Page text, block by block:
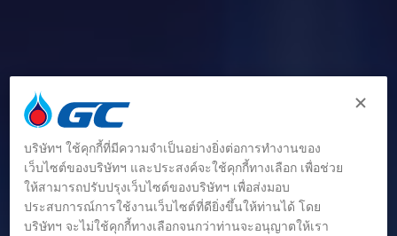
บริษัทฯ ใช้คุกกี้ที่มีความจำเป็นอย่างยิ่งต่อการทำงานของ
เว็บไซต์ของบริษัทฯ และประสงค์จะใช้คุกกี้ทางเลือก เพื่อช่วย
ให้สามารถปรับปรุงเว็บไซต์ของบริษัทฯ เพื่อส่งมอบ
ประสบการณ์การใช้งานเว็บไซต์ที่ดียิ่งขึ้นให้ท่านได้ โดย
บริษัทฯ จะไม่ใช้คุกกี้ทางเลือกจนกว่าท่านจะอนุญาตให้เรา